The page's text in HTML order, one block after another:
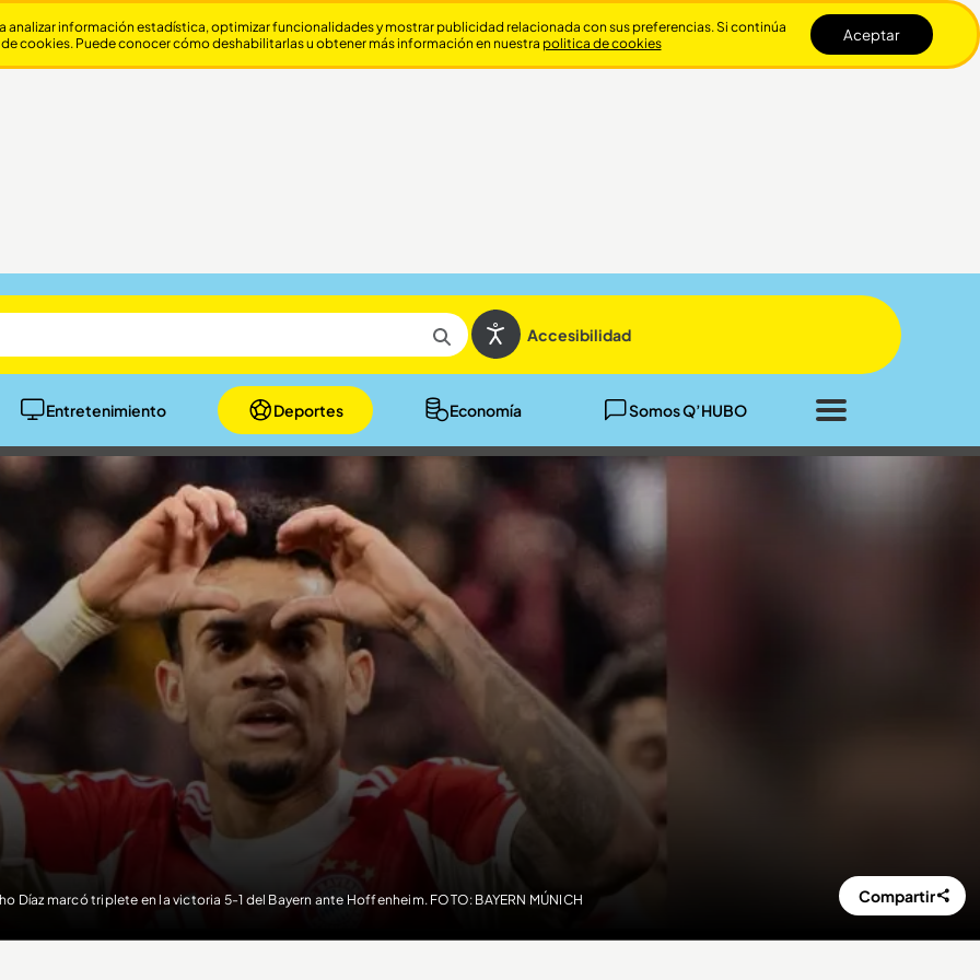
Accesibilidad
Entretenimiento Deportes Economía Somos Q’HUBO
Cerrar
Díaz marcó triplete en la victoria 5-1 del Bayern ante Hoffenheim. FOTO: BAYERN MÚNICH Compartir
información estadística, optimizar funcionalidades y mostrar publicidad relacionada con sus preferencias. Si continúa
cookies. Puede conocer cómo deshabilitarlas u obtener más información en nuestra politica de cookies Aceptar